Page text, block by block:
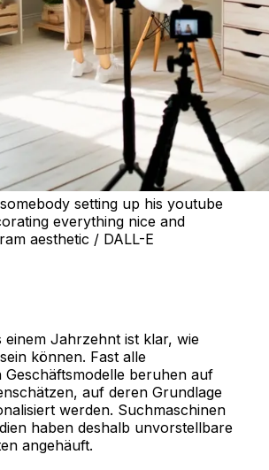
setting up his youtube
everything nice and
aesthetic / DALL-E
einem Jahrzehnt ist klar, wie
können. Fast alle
Geschäftsmodelle beruhen auf
auf deren Grundlage
werden. Suchmaschinen
haben deshalb unvorstellbare
angehäuft.